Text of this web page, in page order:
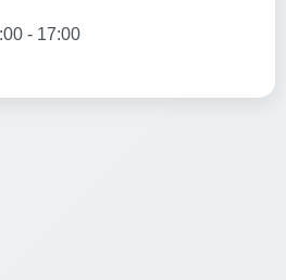
- 17:00